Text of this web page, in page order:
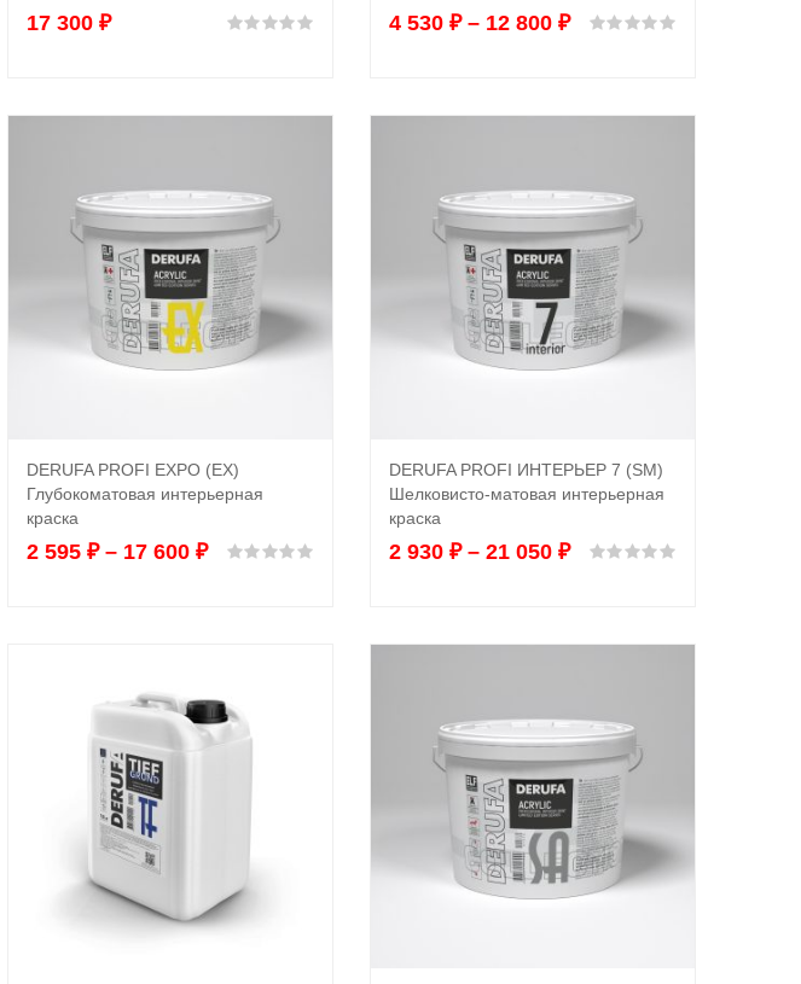
из 5
17 300 ₽ из 5
4 530 ₽– 12 800 ₽
из 5
Выбрать ...
DERUFA PROFI EXPO (EX)
Глубокоматовая интерьерная
краска
2 595 ₽– 17 600 ₽ из 5
Выбрать ...
DERUFA PROFI ИНТЕРЬЕР 7 (SM)
Шелковисто-матовая интерьерная
краска
2 930 ₽– 21 050 ₽